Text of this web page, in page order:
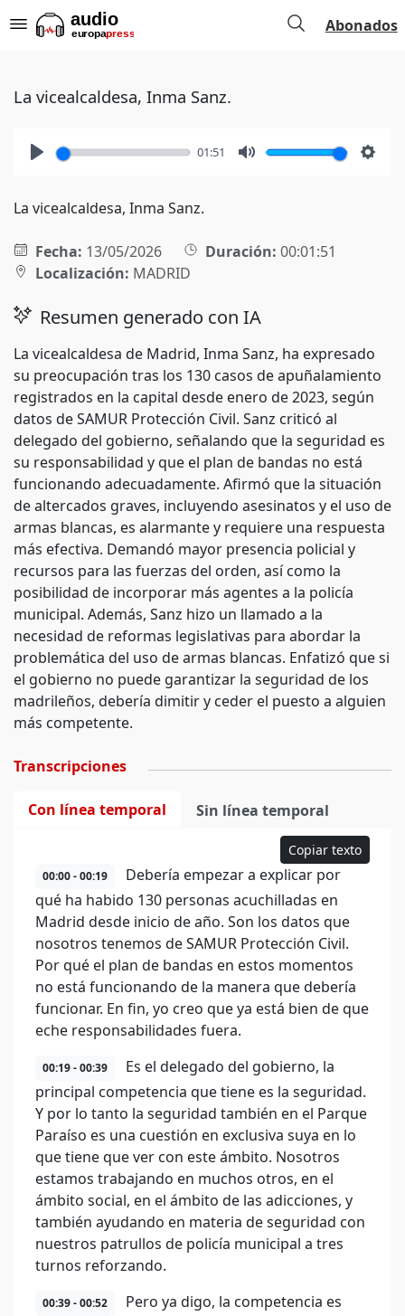
Abonados
La vicealcaldesa, Inma Sanz.
01:51
La vicealcaldesa, Inma Sanz.
Fecha: 13/05/2026 Duración: 00:01:51
Localización: MADRID
Resumen generado con IA
La vicealcaldesa de Madrid, Inma Sanz, ha expresado
su preocupación tras los 130 casos de apuñalamiento
registrados en la capital desde enero de 2023, según
datos de SAMUR Protección Civil. Sanz criticó al
delegado del gobierno, señalando que la seguridad es
su responsabilidad y que el plan de bandas no está
funcionando adecuadamente. Afirmó que la situación
de altercados graves, incluyendo asesinatos y el uso de
armas blancas, es alarmante y requiere una respuesta
más efectiva. Demandó mayor presencia policial y
recursos para las fuerzas del orden, así como la
posibilidad de incorporar más agentes a la policía
municipal. Además, Sanz hizo un llamado a la
necesidad de reformas legislativas para abordar la
problemática del uso de armas blancas. Enfatizó que si
el gobierno no puede garantizar la seguridad de los
madrileños, debería dimitir y ceder el puesto a alguien
más competente.
Transcripciones
Con línea temporal Sin línea temporal
Copiar texto
00:00 - 00:19
Debería empezar a explicar por
qué ha habido 130 personas acuchilladas en
Madrid desde inicio de año. Son los datos que
nosotros tenemos de SAMUR Protección Civil.
Por qué el plan de bandas en estos momentos
no está funcionando de la manera que debería
funcionar. En fin, yo creo que ya está bien de que
eche responsabilidades fuera.
00:19 - 00:39
Es el delegado del gobierno, la
principal competencia que tiene es la seguridad.
Y por lo tanto la seguridad también en el Parque
Paraíso es una cuestión en exclusiva suya en lo
que tiene que ver con este ámbito. Nosotros
estamos trabajando en muchos otros, en el
ámbito social, en el ámbito de las adicciones, y
también ayudando en materia de seguridad con
nuestros patrullos de policía municipal a tres
turnos reforzando.
00:39 - 00:52
Pero ya digo, la competencia es